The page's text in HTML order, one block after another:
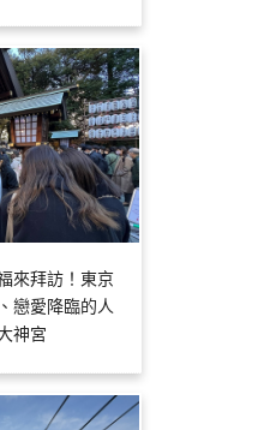
來拜訪！東京
戀愛降臨的人
神宮